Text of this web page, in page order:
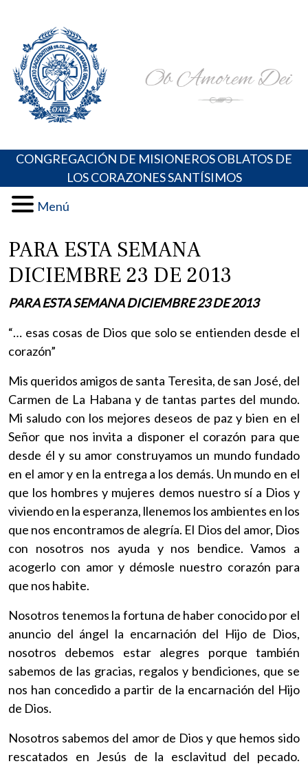
content
Portal de los Padres Oblatos. Advocaciones Marianas,
Oraciones, Música religiosa y más
CONGREGACIÓN DE MISIONEROS OBLATOS DE
LOS CORAZONES SANTÍSIMOS
Menú
PARA ESTA SEMANA
DICIEMBRE 23 DE 2013
PARA ESTA SEMANA DICIEMBRE 23 DE 2013
“… esas cosas de Dios que solo se entienden desde el
corazón”
Mis queridos amigos de santa Teresita, de san José, del
Carmen de La Habana y de tantas partes del mundo.
Mi saludo con los mejores deseos de paz y bien en el
Señor que nos invita a disponer el corazón para que
desde él y su amor construyamos un mundo fundado
en el amor y en la entrega a los demás. Un mundo en el
que los hombres y mujeres demos nuestro sí a Dios y
viviendo en la esperanza, llenemos los ambientes en los
que nos encontramos de alegría. El Dios del amor, Dios
con nosotros nos ayuda y nos bendice. Vamos a
acogerlo con amor y démosle nuestro corazón para
que nos habite.
Nosotros tenemos la fortuna de haber conocido por el
anuncio del ángel la encarnación del Hijo de Dios,
nosotros debemos estar alegres porque también
sabemos de las gracias, regalos y bendiciones, que se
nos han concedido a partir de la encarnación del Hijo
de Dios.
Nosotros sabemos del amor de Dios y que hemos sido
rescatados en Jesús de la esclavitud del pecado.